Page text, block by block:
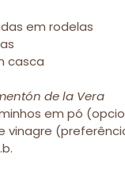
em rodelas
casca
de la Vera
em pó
vinagre